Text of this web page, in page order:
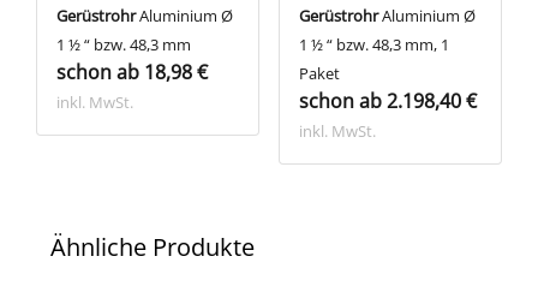
GerüstrohrAluminium Ø
1 ½ “ bzw. 48,3 mm
schon ab 18,98 €
inkl. MwSt.
GerüstrohrAluminium Ø
1 ½ “ bzw. 48,3 mm, 1
Paket
schon ab 2.198,40 €
inkl. MwSt.
Ähnliche Produkte